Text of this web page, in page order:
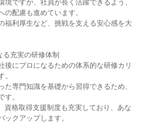
境ですが、社員が長く活躍できるよう、
の配慮も進めています。
福利厚生など、挑戦を支える安心感を大
る充実の研修体制
後にプロになるための体系的な研修カリ
。
た専門知識を基礎から習得できるため、
す。
資格取得支援制度も充実しており、あな
ックアップします。